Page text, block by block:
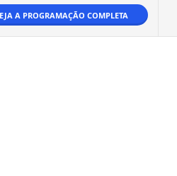
A PROGRAMAÇÃO COMPLETA